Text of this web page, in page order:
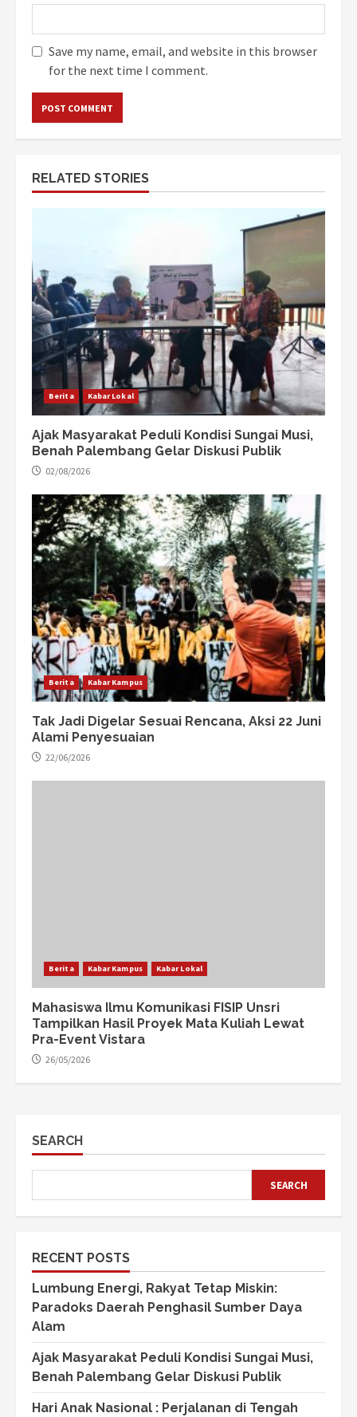
Save my name, email, and website in this browser
for the next time I comment.
RELATED STORIES
Berita Kabar Lokal
Ajak Masyarakat Peduli Kondisi Sungai Musi,
Benah Palembang Gelar Diskusi Publik
02/08/2026
Berita Kabar Kampus
Tak Jadi Digelar Sesuai Rencana, Aksi 22 Juni
Alami Penyesuaian
22/06/2026
Berita Kabar Kampus Kabar Lokal
Mahasiswa Ilmu Komunikasi FISIP Unsri
Tampilkan Hasil Proyek Mata Kuliah Lewat
Pra-Event Vistara
26/05/2026
SEARCH
SEARCH
RECENT POSTS
Lumbung Energi, Rakyat Tetap Miskin:
Paradoks Daerah Penghasil Sumber Daya
Alam
Ajak Masyarakat Peduli Kondisi Sungai Musi,
Benah Palembang Gelar Diskusi Publik
Hari Anak Nasional : Perjalanan di Tengah